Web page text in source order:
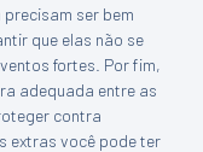
ser bem
que elas não se
fortes. Por fim,
adequada entre as
contra
extras você pode ter